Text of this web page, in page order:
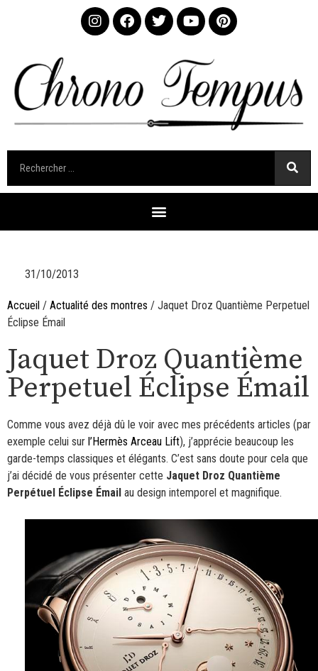
31/10/2013
Accueil / Actualité des montres / Jaquet Droz Quantième Perpetuel
Éclipse Émail
Jaquet Droz Quantième
Perpetuel Éclipse Émail
Comme vous avez déjà dû le voir avec mes précédents articles (par
exemple celui sur l’Hermès Arceau Lift), j’apprécie beaucoup les
garde-temps classiques et élégants. C’est sans doute pour cela que
j’ai décidé de vous présenter cette Jaquet Droz Quantième
Perpétuel Éclipse Émail au design intemporel et magnifique.